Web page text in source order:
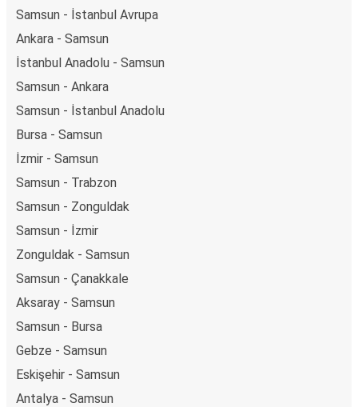
Samsun - İstanbul Avrupa
Ankara - Samsun
İstanbul Anadolu - Samsun
Samsun - Ankara
Samsun - İstanbul Anadolu
Bursa - Samsun
İzmir - Samsun
Samsun - Trabzon
Samsun - Zonguldak
Samsun - İzmir
Zonguldak - Samsun
Samsun - Çanakkale
Aksaray - Samsun
Samsun - Bursa
Gebze - Samsun
Eskişehir - Samsun
Antalya - Samsun